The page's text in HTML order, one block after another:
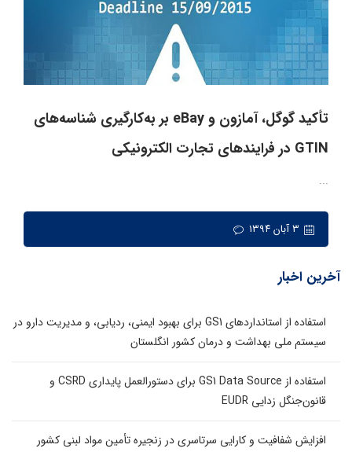
تأکید گوگل، آمازون و eBay بر به‌کارگیری شناسه‌های
GTIN در فرایندهای تجارت الکترونیکی
...
آخرین اخبار
استفاده از استانداردهای GS1 برای بهبود ایمنی، ردیابی، و مدیریت دارو در
سیستم ملی بهداشت و درمان کشور انگلستان
استفاده از GS1 Data Source برای دستورالعمل پایداری CSRD و
قانون‌جنگل زدایی EUDR
افزایش شفافیت و کارایی سرتاسری در زنجیره تأمین مواد لبنی کشور